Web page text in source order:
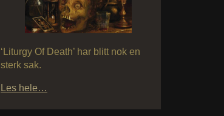
‘Liturgy Of Death’ har blitt nok en
sterk sak.
Les hele…